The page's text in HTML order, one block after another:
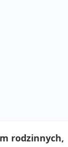
rodzinnych,